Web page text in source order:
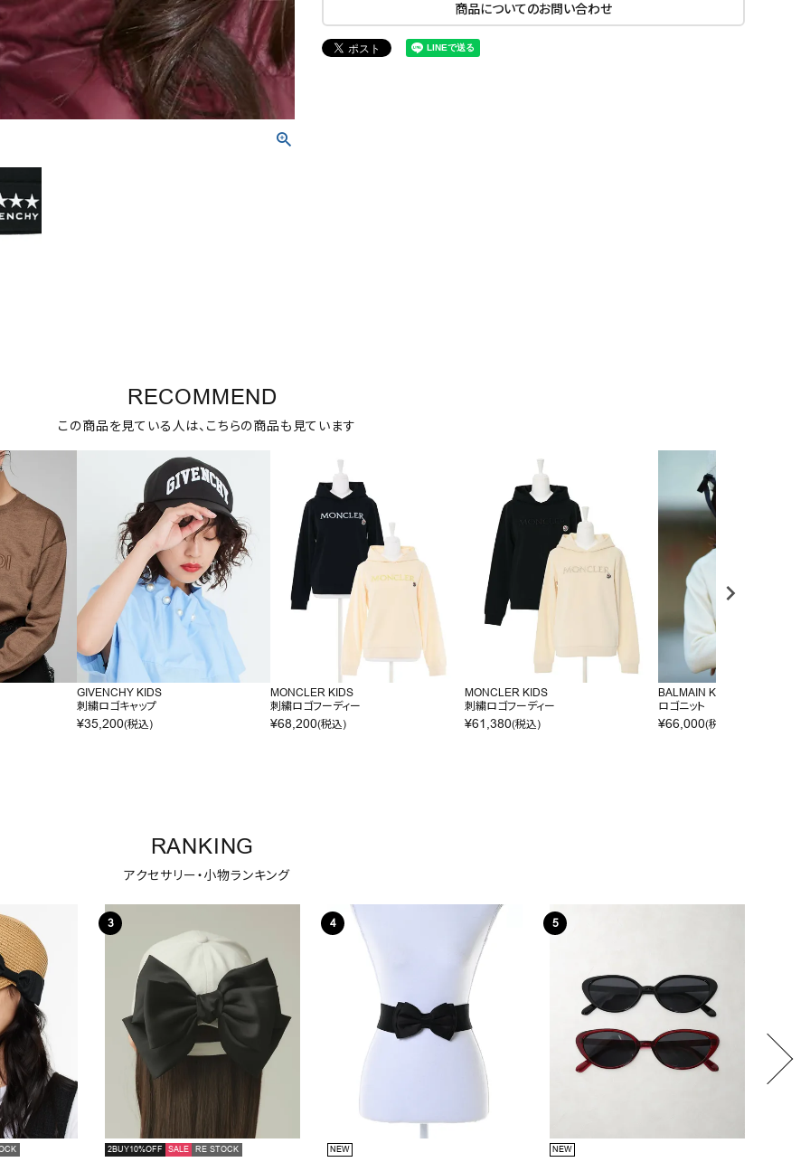
商品についてのお問い合わせ
RECOMMEND
この商品を見ている人は、こちらの商品も見ています
GIVENCHY KIDS
刺繍ロゴキャップ
¥35,200(税込)
MONCLER KIDS
刺繍ロゴフーディー
¥68,200(税込)
MONCLER KIDS
刺繍ロゴフーディー
¥61,380(税込)
BALMAIN KIDS
ロゴニット
¥66,000(税込)
RANKING
アクセサリー・小物ランキング
2BUY10%OFF SALE RE STOCK NEW NEW